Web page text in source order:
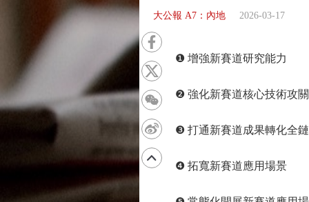
大公報 A7：內地 2026-03-17
❶ 增強新賽道研究能力
❷ 強化新賽道核心技術攻關
❸ 打通新賽道成果轉化全鏈
❹ 拓寬新賽道應用場景